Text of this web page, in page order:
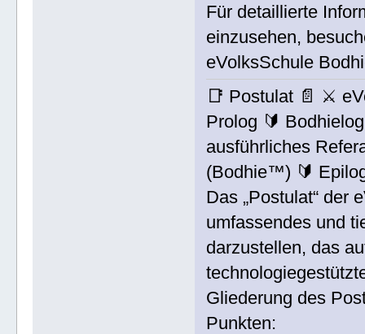
Für detaillierte
einzusehen,
eVolksSchule
📑 Postulat 📄 ⚔
Prolog 🔰
ausführliches
(Bodhie™) 🔰
Das „Postulat“ der
umfassendes und
darzustellen, das
Gliederung des
Punkten: